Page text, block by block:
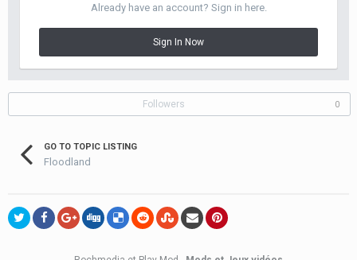
Already have an account? Sign in here.
Sign In Now
Followers 0
GO TO TOPIC LISTING
Floodland